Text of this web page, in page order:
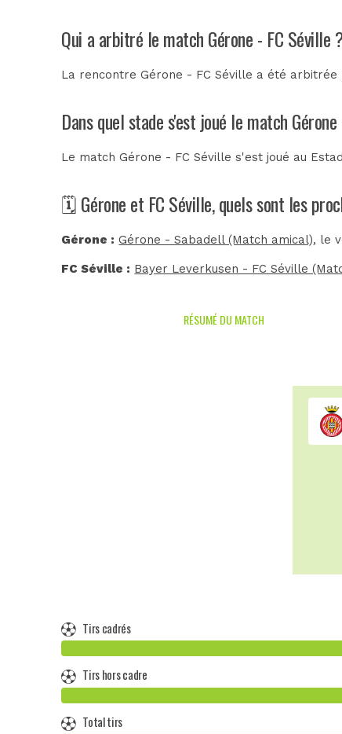
Qui a arbitré le match Gérone - FC Séville
La rencontre Gérone - FC Séville a été arbitrée
Dans quel stade s'est joué le match
Le match Gérone - FC Séville s'est joué au
🗓️ Gérone et FC Séville, quels sont les
Gérone : Gérone - Sabadell (Match amical), le
FC Séville : Bayer Leverkusen - FC Séville
RÉSUMÉ DU MATCH
Tirs cadrés
Tirs hors cadre
Total tirs